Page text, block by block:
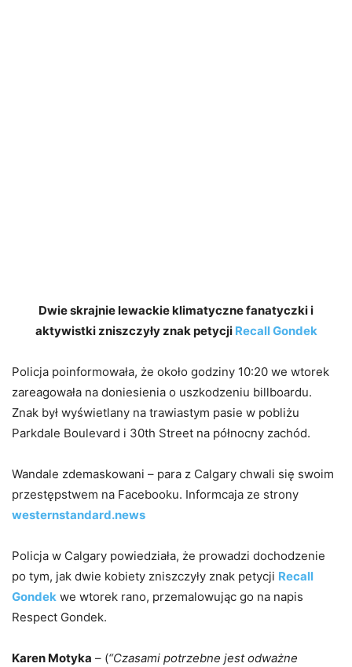
Dwie skrajnie lewackie klimatyczne fanatyczki i
aktywistki zniszczyły znak petycji Recall Gondek
Policja poinformowała, że około godziny 10:20 we wtorek
zareagowała na doniesienia o uszkodzeniu billboardu.
Znak był wyświetlany na trawiastym pasie w pobliżu
Parkdale Boulevard i 30th Street na północny zachód.
Wandale zdemaskowani – para z Calgary chwali się swoim
przestępstwem na Facebooku. Informcaja ze strony
westernstandard.news
Policja w Calgary powiedziała, że prowadzi dochodzenie
po tym, jak dwie kobiety zniszczyły znak petycji Recall
Gondek we wtorek rano, przemalowując go na napis
Respect Gondek.
Karen Motyka – (“Czasami potrzebne jest odważne